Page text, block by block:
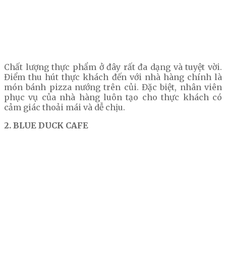
Chất lượng thực phẩm ở đây rất đa dạng và tuyệt vời.
Điểm thu hút thực khách đến với nhà hàng chính là
món bánh pizza nướng trên củi. Đặc biệt, nhân viên
phục vụ của nhà hàng luôn tạo cho thực khách có
cảm giác thoải mái và dễ chịu.
2. BLUE DUCK CAFE